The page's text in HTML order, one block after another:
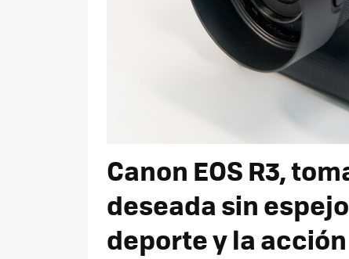
Canon EOS R3,
deseada sin
deporte y la acción